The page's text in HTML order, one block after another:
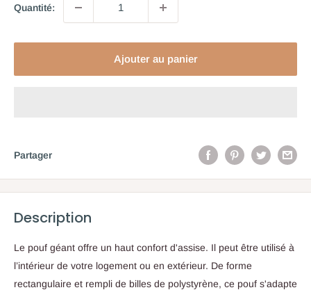
Quantité:
Ajouter au panier
Partager
Description
Le pouf géant offre un haut confort d'assise. Il peut être utilisé à
l’intérieur de votre logement ou en extérieur. De forme
rectangulaire et rempli de billes de polystyrène, ce pouf s'adapte